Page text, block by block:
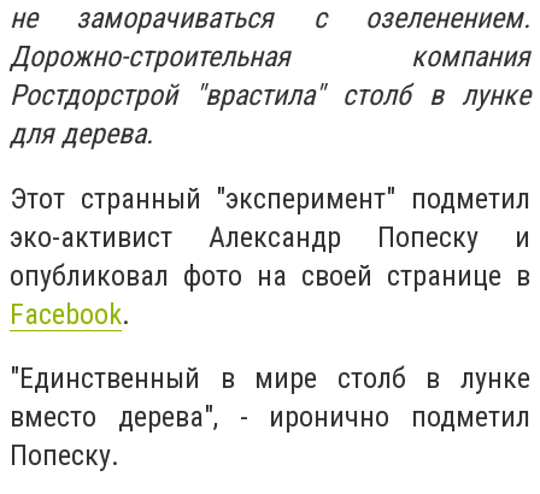
не заморачиваться с озеленением.
Дорожно-строительная компания
Ростдорстрой "врастила" столб в лунке
для дерева.
Этот странный "эксперимент" подметил
эко-активист Александр Попеску и
опубликовал фото на своей странице в
Facebook.
"Единственный в мире столб в лунке
вместо дерева", - иронично подметил
Попеску.